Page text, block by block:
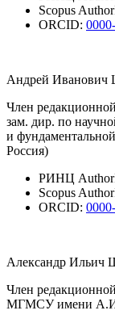
Scopus
ORCID:
Андрей Иванович
Член
зам. дир. по
и
Россия)
РИНЦ
Scopus
ORCID:
Александр Ильич
Член
МГМСУ имени А.И.